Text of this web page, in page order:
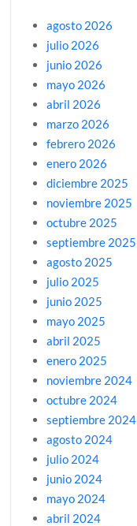
agosto 2026
julio 2026
junio 2026
mayo 2026
abril 2026
marzo 2026
febrero 2026
enero 2026
diciembre 2025
noviembre 2025
octubre 2025
septiembre 2025
agosto 2025
julio 2025
junio 2025
mayo 2025
abril 2025
enero 2025
noviembre 2024
octubre 2024
septiembre 2024
agosto 2024
julio 2024
junio 2024
mayo 2024
abril 2024